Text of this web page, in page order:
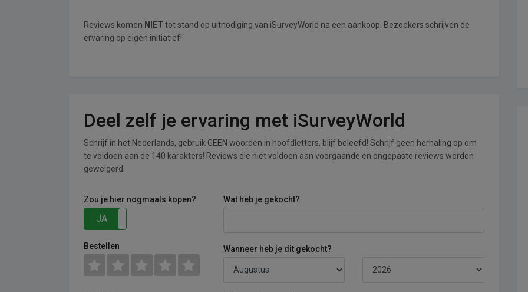
Reviews komen NIET tot stand op uitnodiging van iSurveyWorld na een aankoop. Bezoekers schrijven de
ervaring op eigen initiatief!
Deel zelf je ervaring met iSurveyWorld
Schrijf in het Nederlands, gebruik GEEN woorden in hoofdletters, blijf beleefd! Schrijf geen herhaling op om
te voldoen aan de 140 karakters! Reviews die niet voldoen aan voorgaande en ongepaste reviews worden
geweigerd.
Zou je hier nogmaals kopen?
JA
Bestellen
Wat heb je gekocht?
Wanneer heb je dit gekocht?